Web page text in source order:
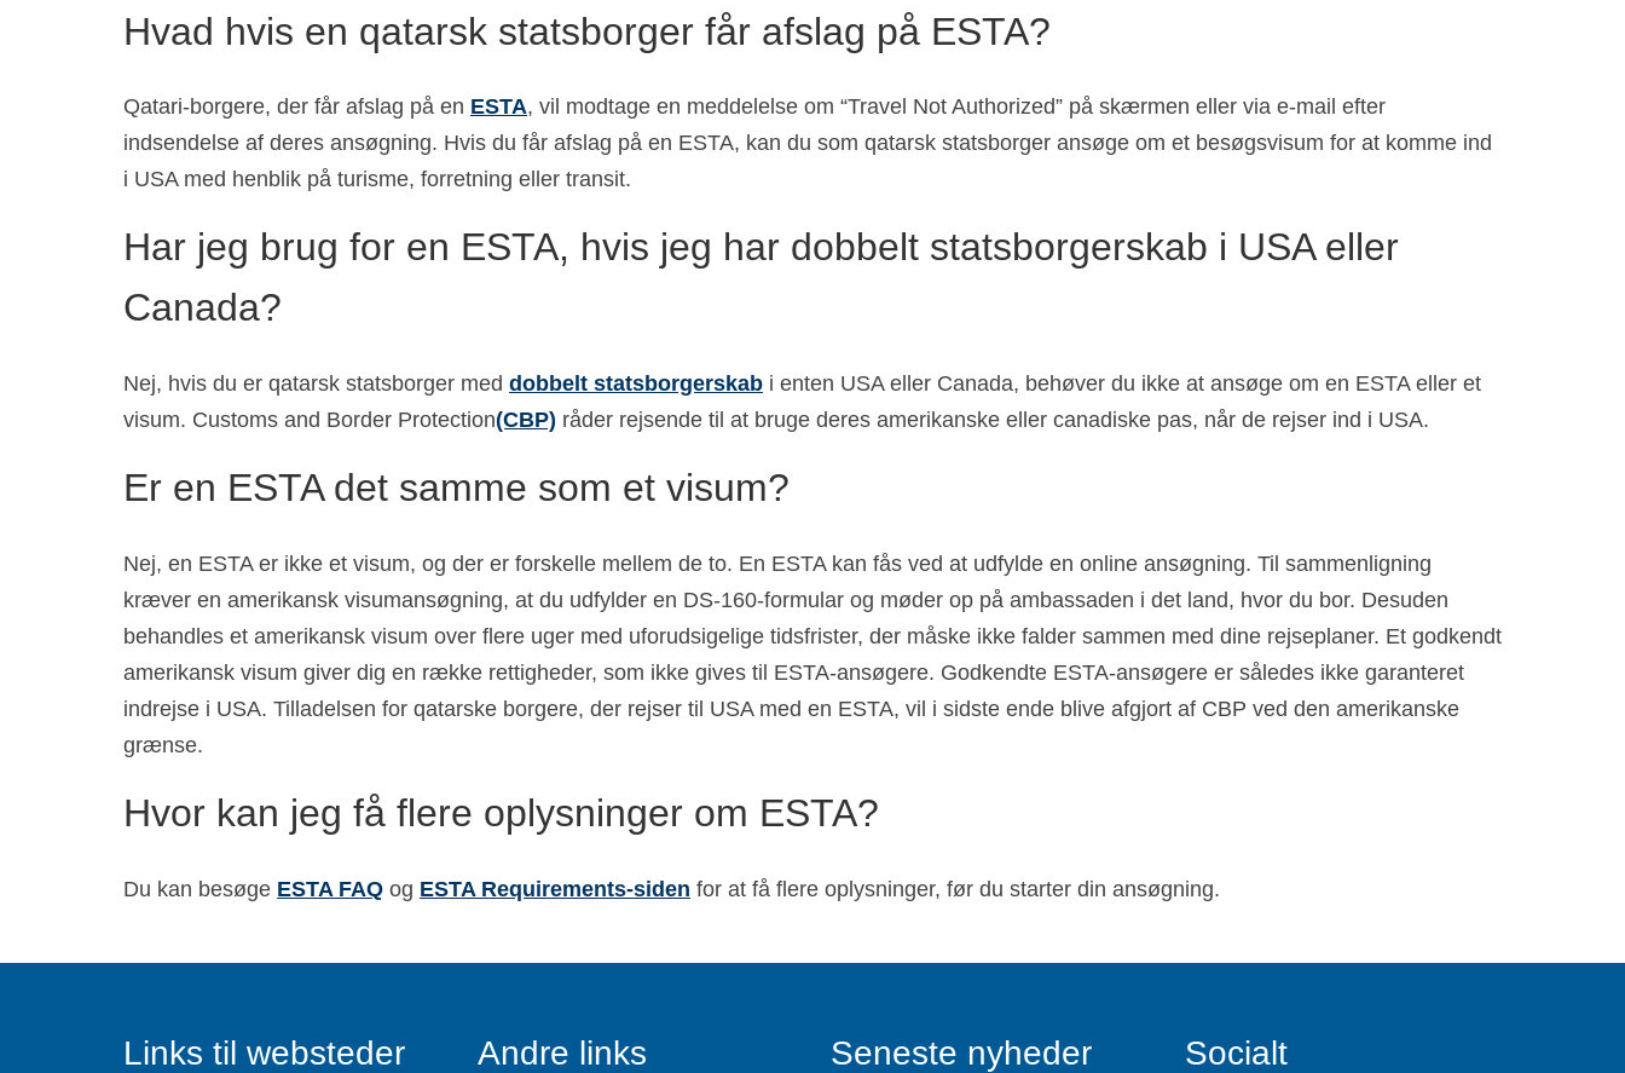
Hvad hvis en qatarsk statsborger får afslag på ESTA?
Qatari-borgere, der får afslag på en ESTA, vil modtage en meddelelse om “Travel Not Authorized” på skærmen eller via e-mail efter
indsendelse af deres ansøgning. Hvis du får afslag på en ESTA, kan du som qatarsk statsborger ansøge om et besøgsvisum for at komme ind
i USA med henblik på turisme, forretning eller transit.
Har jeg brug for en ESTA, hvis jeg har dobbelt statsborgerskab i USA eller
Canada?
Nej, hvis du er qatarsk statsborger med dobbelt statsborgerskab i enten USA eller Canada, behøver du ikke at ansøge om en ESTA eller et
visum. Customs and Border Protection(CBP) råder rejsende til at bruge deres amerikanske eller canadiske pas, når de rejser ind i USA.
Er en ESTA det samme som et visum?
Nej, en ESTA er ikke et visum, og der er forskelle mellem de to. En ESTA kan fås ved at udfylde en online ansøgning. Til sammenligning
kræver en amerikansk visumansøgning, at du udfylder en DS-160-formular og møder op på ambassaden i det land, hvor du bor. Desuden
behandles et amerikansk visum over flere uger med uforudsigelige tidsfrister, der måske ikke falder sammen med dine rejseplaner. Et godkendt
amerikansk visum giver dig en række rettigheder, som ikke gives til ESTA-ansøgere. Godkendte ESTA-ansøgere er således ikke garanteret
indrejse i USA. Tilladelsen for qatarske borgere, der rejser til USA med en ESTA, vil i sidste ende blive afgjort af CBP ved den amerikanske
grænse.
Hvor kan jeg få flere oplysninger om ESTA?
Du kan besøge ESTA FAQ og ESTA Requirements-siden for at få flere oplysninger, før du starter din ansøgning.
Links til websteder Andre links Seneste nyheder Socialt